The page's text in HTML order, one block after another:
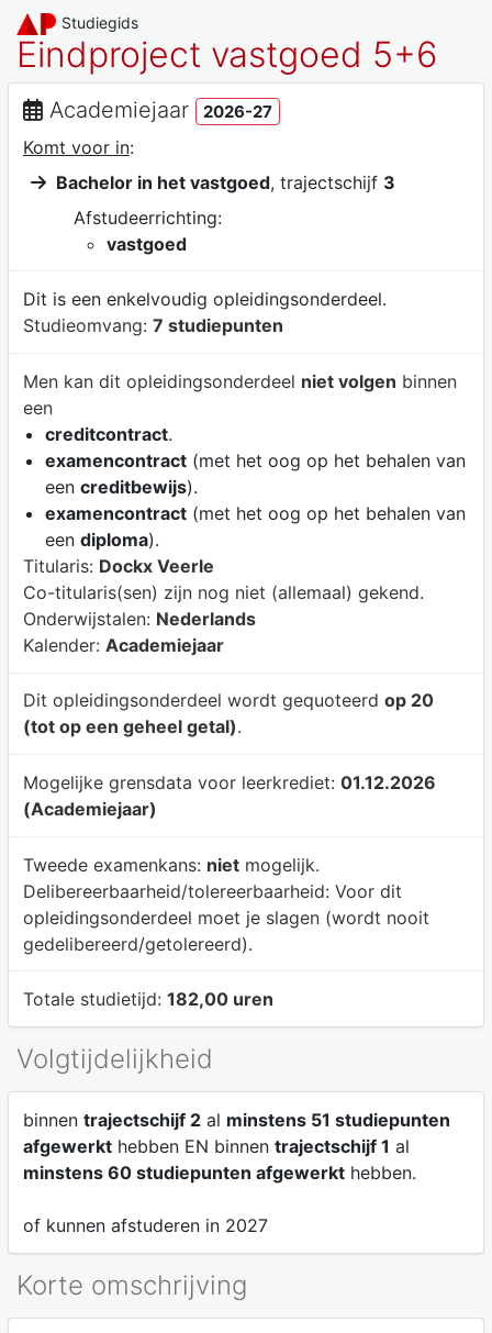
Studiegids
Eindproject vastgoed 5+6
Academiejaar 2026-27
Komt voor in:
Bachelor in het vastgoed, trajectschijf 3
Afstudeerrichting:
vastgoed
Dit is een enkelvoudig opleidingsonderdeel.
Studieomvang: 7 studiepunten
Men kan dit opleidingsonderdeel niet volgen binnen
een
creditcontract.
examencontract(met het oog op het behalen van
een creditbewijs).
examencontract(met het oog op het behalen van
een diploma).
Titularis: Dockx Veerle
Co-titularis(sen) zijn nog niet (allemaal) gekend.
Onderwijstalen: Nederlands
Kalender: Academiejaar
Dit opleidingsonderdeel wordt gequoteerd op 20
(tot op een geheel getal).
Mogelijke grensdata voor leerkrediet: 01.12.2026
(Academiejaar)
Tweede examenkans: nietmogelijk.
Delibereerbaarheid/tolereerbaarheid: Voor dit
opleidingsonderdeel moet je slagen (wordt nooit
gedelibereerd/getolereerd).
Totale studietijd: 182,00 uren
Volgtijdelijkheid
binnen trajectschijf 2al minstens 51 studiepunten
afgewerkthebben EN binnen trajectschijf 1 al
minstens 60 studiepunten afgewerkthebben.
of kunnen afstuderen in 2027
Korte omschrijving